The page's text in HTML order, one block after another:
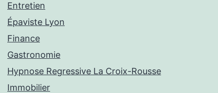
Entretien
Épaviste Lyon
Finance
Gastronomie
Hypnose Regressive La Croix-Rousse
Immobilier